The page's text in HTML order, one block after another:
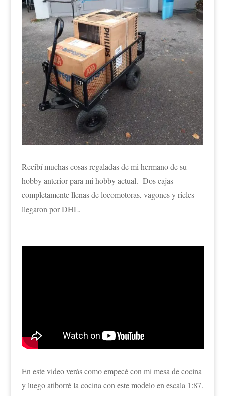
Recibí muchas cosas regaladas de mi hermano de su
hobby anterior para mi hobby actual. Dos cajas
completamente llenas de locomotoras, vagones y rieles
llegaron por DHL.
En este video verás como empecé con mi mesa de cocina
y luego atiborré la cocina con este modelo en escala 1:87.